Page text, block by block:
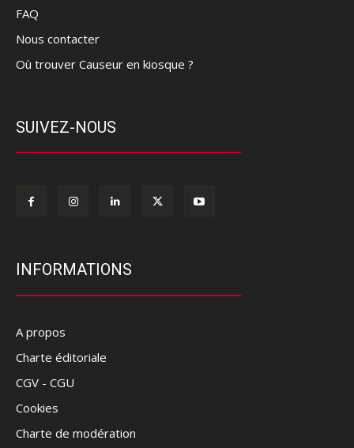
FAQ
Nous contacter
Où trouver Causeur en kiosque ?
SUIVEZ-NOUS
INFORMATIONS
A propos
Charte éditoriale
CGV - CGU
Cookies
Charte de modération